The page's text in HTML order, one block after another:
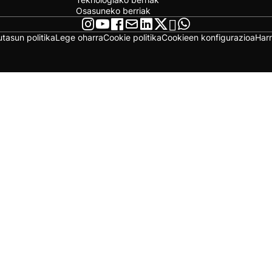
Osasuneko berriak
politikaLege oharraCookie politikaCookieen konfigurazioa